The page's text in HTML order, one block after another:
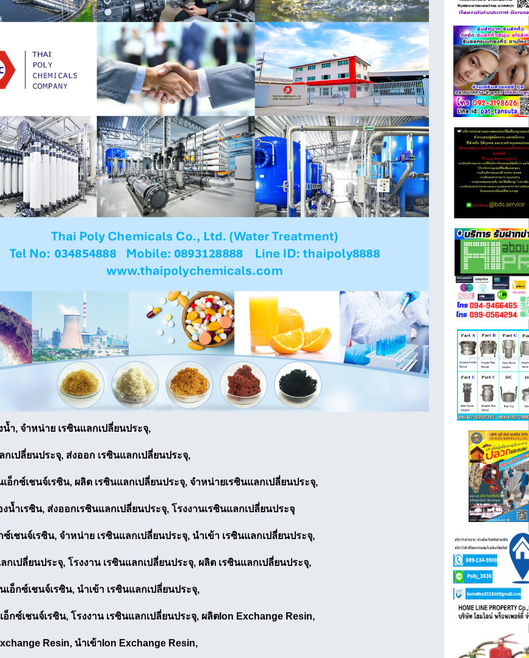
น้ำ, จำหน่าย เรซินแลกเปลี่ยนประจุ,
กเปลี่ยนประจุ, ส่งออก เรซินแลกเปลี่ยนประจุ,
อ็กซ์เชนจ์เรซิน, ผลิต เรซินแลกเปลี่ยนประจุ, จำหน่ายเรซินแลกเปลี่ยนประจุ,
งน้ำเรซิน, ส่งออกเรซินแลกเปลี่ยนประจุ, โรงงานเรซินแลกเปลี่ยนประจุ
ซ์เชนจ์เรซิน, จำหน่าย เรซินแลกเปลี่ยนประจุ, นำเข้า เรซินแลกเปลี่ยนประจุ,
กเปลี่ยนประจุ, โรงงาน เรซินแลกเปลี่ยนประจุ, ผลิต เรซินแลกเปลี่ยนประจุ,
อ็กซ์เชนจ์เรซิน, นำเข้า เรซินแลกเปลี่ยนประจุ,
อ็กซ์เชนจ์เรซิน, โรงงาน เรซินแลกเปลี่ยนประจุ, ผลิตIon Exchange Resin,
Resin, นำเข้าIon Exchange Resin,